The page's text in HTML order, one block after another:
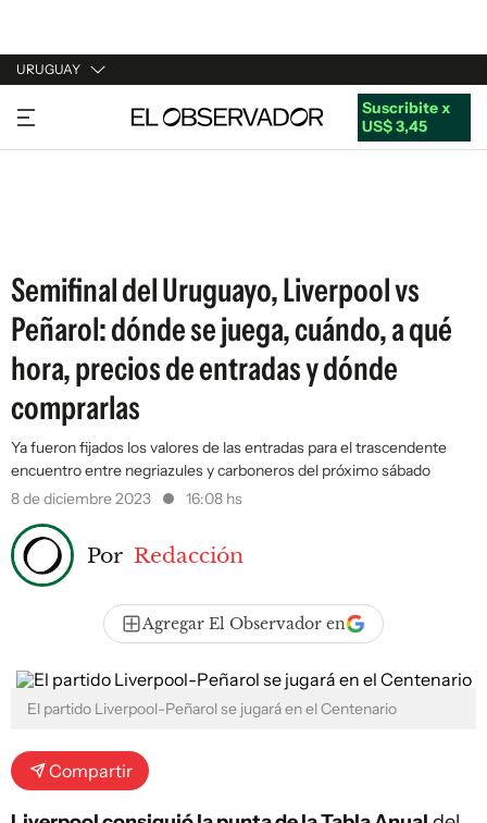
URUGUAY
URUGUAY
ARGENTINA
Suscribite x
US$ 3,45
Semifinal del Uruguayo, Liverpool vs
Peñarol: dónde se juega, cuándo, a qué
hora, precios de entradas y dónde
comprarlas
Ya fueron fijados los valores de las entradas para el trascendente
encuentro entre negriazules y carboneros del próximo sábado
8 de diciembre 2023
16:08 hs
Por Redacción
Agregar El Observador en
El partido Liverpool-Peñarol se jugará en el Centenario
Compartir